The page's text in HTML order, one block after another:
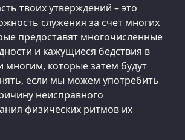
твоих утверждений – это
служения за счет многих
предоставят многочисленные
и кажущиеся бедствия в
которые затем будут
если мы можем употребить
неисправного
физических ритмов их